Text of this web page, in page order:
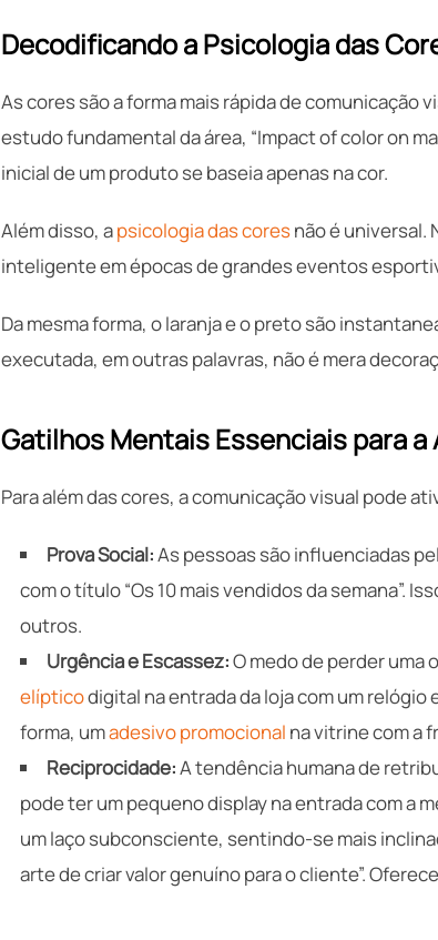
Decodificando a Psicologia das
As cores são a forma mais rápida de comunicação
estudo fundamental da área, “Impact of color on
inicial de um produto se baseia apenas na cor.
Além disso, apsicologia das coresnão é universal.
inteligente em épocas de grandes eventos
Da mesma forma, o laranja e o preto são
executada, em outras palavras, não é mera
Gatilhos Mentais Essenciais para a
Para além das cores, a comunicação visual pode
Prova Social:As pessoas são influenciadas
com o título “Os 10 mais vendidos da semana”.
outros.
Urgência e Escassez:O medo de perder uma
elípticodigital na entrada da loja com um relógio
forma, umadesivo promocional na vitrine com a
Reciprocidade:A tendência humana de
pode ter um pequeno display na entrada com a
um laço subconsciente, sentindo-se mais
arte de criar valor genuíno para o cliente”.